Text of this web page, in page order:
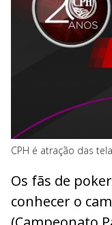
CPH é atração das
Os fãs de
conhecer o